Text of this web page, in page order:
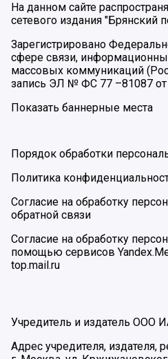
На данном сайте
сетевого издания "Брянский
Зарегистрировано
сфере связи,
массовых коммуникаций
запись ЭЛ № ФС 77 –81087 от
Показать баннерные места
Порядок обработки
Политика
Согласие на обработку
обратной связи
Согласие на обработку
помощью сервисов
top.mail.ru
Учредитель и издатель ООО
Адрес учредителя, издателя,